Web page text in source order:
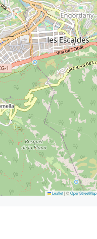
Leaflet|©OpenStreetMap